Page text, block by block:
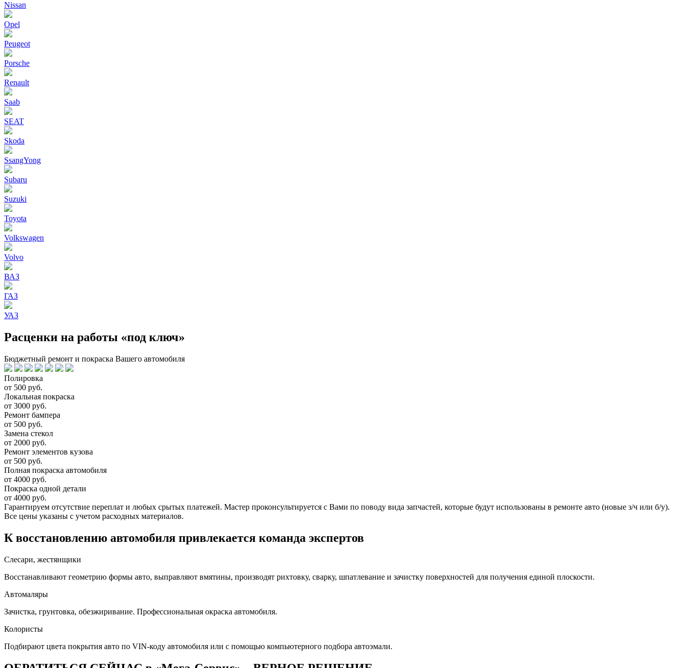
Nissan
Opel
Peugeot
Porsche
Renault
Saab
SEAT
Skoda
SsangYong
Subaru
Suzuki
Toyota
Volkswagen
Volvo
ВАЗ
ГАЗ
УАЗ
Расценки на работы «под ключ»
Бюджетный ремонт и покраска Вашего автомобиля
Полировка
от 500 руб.
Локальная покраска
от 3000 руб.
Ремонт бампера
от 500 руб.
Замена стекол
от 2000 руб.
Ремонт элементов кузова
от 500 руб.
Полная покраска автомобиля
от 4000 руб.
Покраска одной детали
от 4000 руб.
Гарантируем отсутствие переплат и любых срытых платежей. Мастер проконсультируется с Вами по поводу вида запчастей, которые будут использованы в ремонте авто (новые з/ч или б/у).
Все цены указаны с учетом расходных материалов.
К восстановлению автомобиля привлекается команда экспертов
Слесари, жестянщики
Восстанавливают геометрию формы авто, выправляют вмятины, производят рихтовку, сварку, шпатлевание и зачистку поверхностей для получения единой плоскости.
Автомаляры
Зачистка, грунтовка, обезжиривание. Профессиональная окраска автомобиля.
Колористы
Подбирают цвета покрытия авто по VIN-коду автомобиля или с помощью компьютерного подбора автоэмали.